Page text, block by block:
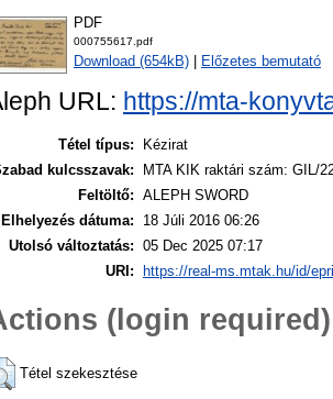
PDF
000755617.pdf
Download (654kB) Előzetes bemutató
URL: https://mta-
Tétel típus:
Kézirat
kulcsszavak:
MTA KIK raktári szám: GIL/
Feltöltő: ALEPH SWORD
Elhelyezés dátuma:
18 Júli 2016 06:26
Utolsó változtatás: 05 Dec 2025 07:17
URI:
https://real-ms.mtak.hu/id/
(login required)
Tétel szekesztése